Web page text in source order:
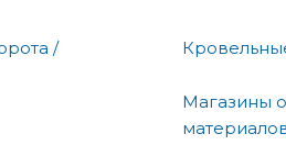
/
Магазины